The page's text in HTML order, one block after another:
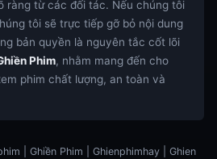
ràng từ các đối tác. Nếu chúng tôi
tôi sẽ trực tiếp gỡ bỏ nội dung
bản quyền là nguyên tắc cốt lõi
Phim, nhằm mang đến cho
phim chất lượng, an toàn và
| Ghiền Phim | Ghienphimhay | Ghien